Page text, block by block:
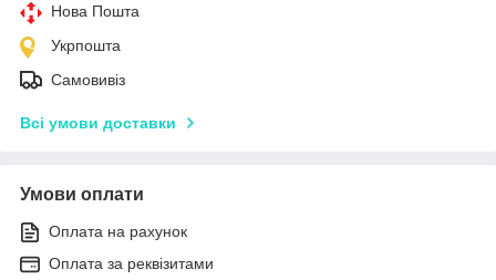
Нова Пошта
Укрпошта
Самовивіз
Всі умови доставки
Умови оплати
Оплата на рахунок
Оплата за реквізитами